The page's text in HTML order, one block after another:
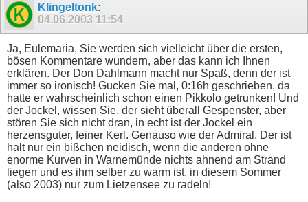
Klingeltonk:
04.06.2003 11:54
Ja, Eulemaria, Sie werden sich vielleicht über die ersten,
bösen Kommentare wundern, aber das kann ich Ihnen
erklären. Der Don Dahlmann macht nur Spaß, denn der ist
immer so ironisch! Gucken Sie mal, 0:16h geschrieben, da
hatte er wahrscheinlich schon einen Pikkolo getrunken! Und
der Jockel, wissen Sie, der sieht überall Gespenster, aber
stören Sie sich nicht dran, in echt ist der Jockel ein
herzensguter, feiner Kerl. Genauso wie der Admiral. Der ist
halt nur ein bißchen neidisch, wenn die anderen ohne
enorme Kurven in Warnemünde nichts ahnend am Strand
liegen und es ihm selber zu warm ist, in diesem Sommer
(also 2003) nur zum Lietzensee zu radeln!